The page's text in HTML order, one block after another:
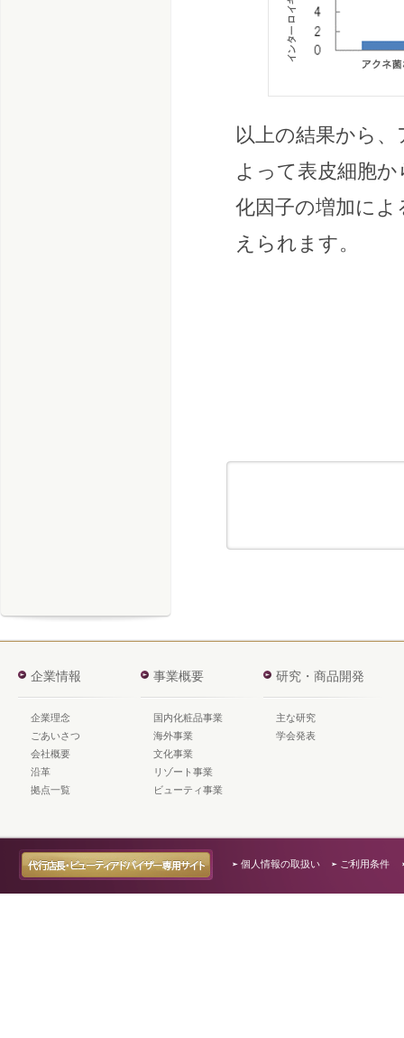
以上の結果から
よって表皮細胞
化因子の増加に
えられます。
企業情報
企業理念
ごあいさつ
会社概要
沿革
拠点一覧
事業概要
国内化粧品事業
海外事業
文化事業
リゾート事業
ビューティ事業
研究・商品開発
主な研究
学会発表
個人情報の取扱い ご利用条件